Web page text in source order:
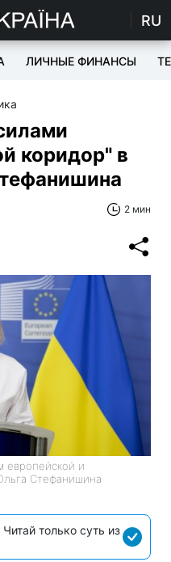
RU
ЛИЧНЫЕ ФИНАНСЫ
коридор" в
2 мин
европейской и
Стефанишина
только суть из